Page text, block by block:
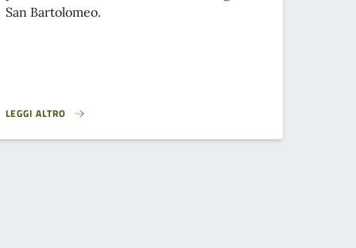
TASSA DI SOGGIORNO}
San Bartolomeo.
LEGGI ALTRO
SAGRA DI MEZZESTATE}